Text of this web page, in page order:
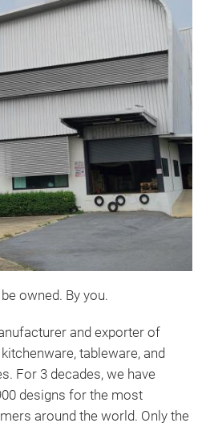
owned. By you.
and exporter of
tableware, and
For 3 decades, we have
designs for the most
around the world. Only the